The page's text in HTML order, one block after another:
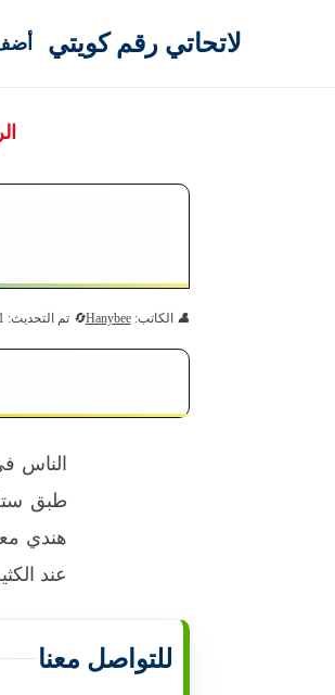
لاتحاتي رقم كويتي
الكاتب:Hanybee تم التحديث: 21 نوفمبر 2025
الناس
طبق
هندي
عند
للتواصل معنا